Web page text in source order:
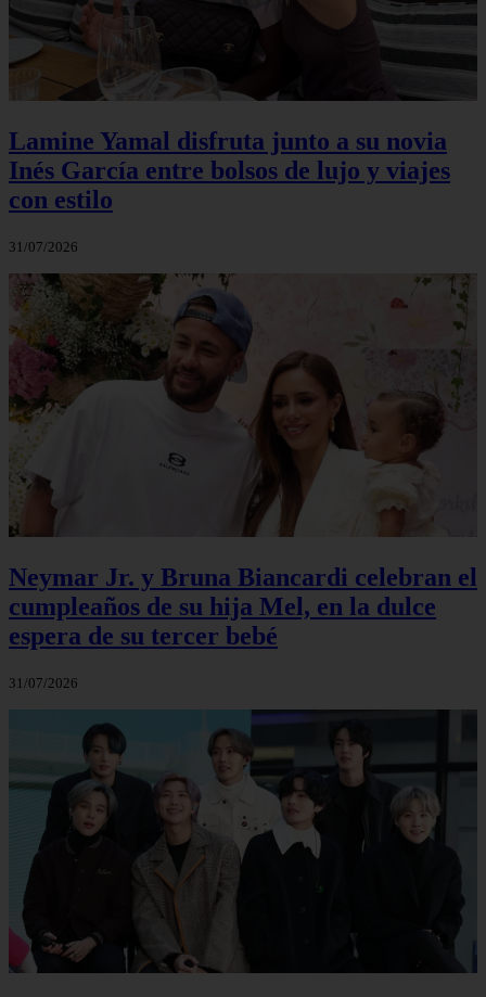
Lamine Yamal disfruta junto a su novia
Inés García entre bolsos de lujo y viajes
con estilo
31/07/2026
Neymar Jr. y Bruna Biancardi celebran el
cumpleaños de su hija Mel, en la dulce
espera de su tercer bebé
31/07/2026